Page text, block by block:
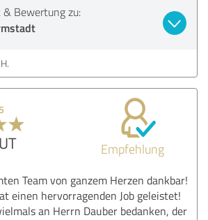
Bewertung zu:
Empfehlung
Team von ganzem Herzen dankbar!
einen hervorragenden Job geleistet!
an Herrn Dauber bedanken, der